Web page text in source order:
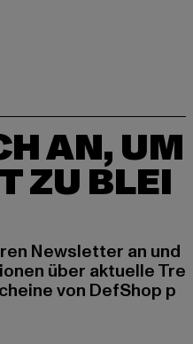
EUR
AN, UM
ZU BLEI
Newsletter an und
über aktuelle Tre
von DefShop p